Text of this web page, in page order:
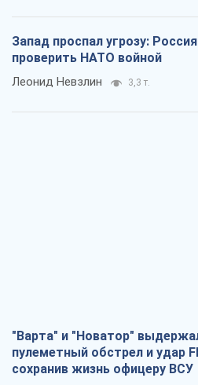
Запад проспал угрозу:
проверить НАТО войной
Леонид Невзлин 3,3 т.
"Варта" и "Новатор"
пулеметный обстрел и удар
сохранив жизнь офицеру ВСУ